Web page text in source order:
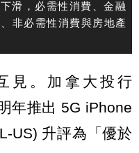
滑，必需性消費、金融
非必需性消費與房地產
見。加拿大投行
年推出 5G iPhone
US) 升評為「優於